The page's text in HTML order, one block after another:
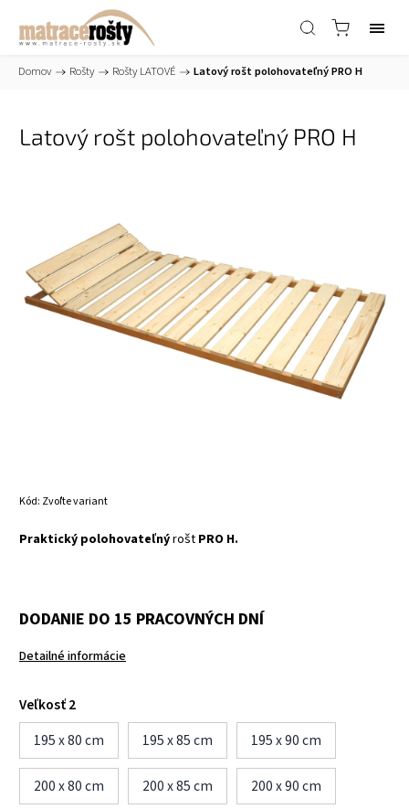
Domov / Rošty / Rošty LATOVÉ / Latový rošt polohovateľný PRO H
Latový rošt polohovateľný PRO H
Kód: Zvoľte variant
Praktický polohovateľnýrošt PRO H.
DODANIE DO 15 PRACOVNÝCH DNÍ
Detailné informácie
Veľkosť 2
195 x 80 cm
195 x 85 cm 195 x 90 cm
200 x 80 cm 200 x 85 cm 200 x 90 cm